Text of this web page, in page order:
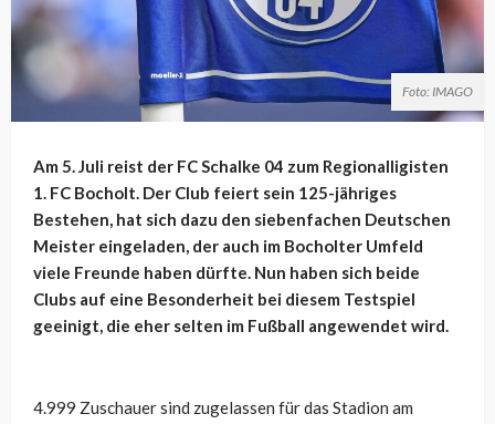
Foto: IMAGO
Am 5. Juli reist der FC Schalke 04 zum Regionalligisten
1. FC Bocholt. Der Club feiert sein 125-jähriges
Bestehen, hat sich dazu den siebenfachen Deutschen
Meister eingeladen, der auch im Bocholter Umfeld
viele Freunde haben dürfte. Nun haben sich beide
Clubs auf eine Besonderheit bei diesem Testspiel
geeinigt, die eher selten im Fußball angewendet wird.
4.999 Zuschauer sind zugelassen für das Stadion am